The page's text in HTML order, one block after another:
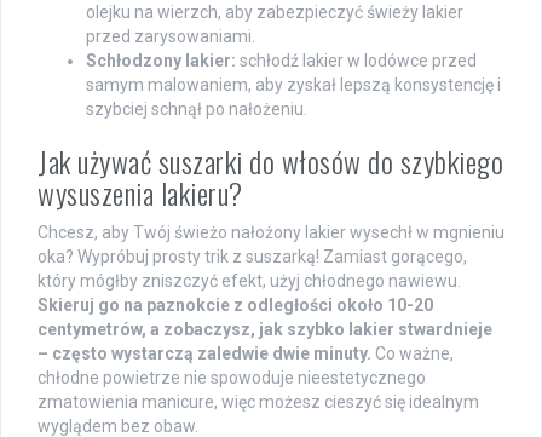
olejku na wierzch, aby zabezpieczyć świeży lakier
przed zarysowaniami.
Schłodzony lakier: schłodź lakier w lodówce przed
samym malowaniem, aby zyskał lepszą konsystencję i
szybciej schnął po nałożeniu.
Jak używać suszarki do włosów do szybkiego
wysuszenia lakieru?
Chcesz, aby Twój świeżo nałożony lakier wysechł w mgnieniu
oka? Wypróbuj prosty trik z suszarką! Zamiast gorącego,
który mógłby zniszczyć efekt, użyj chłodnego nawiewu.
Skieruj go na paznokcie z odległości około 10-20
centymetrów, a zobaczysz, jak szybko lakier stwardnieje
– często wystarczą zaledwie dwie minuty. Co ważne,
chłodne powietrze nie spowoduje nieestetycznego
zmatowienia manicure, więc możesz cieszyć się idealnym
wyglądem bez obaw.